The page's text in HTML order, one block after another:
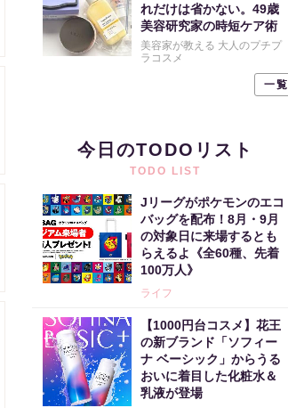
れだけは省かない。49歳
美容研究家の時短ケア術
美容家が教える 大人のプチプ
ラコスメ
一覧
今日のTODOリスト
TODO LIST
Jリーグがポケモンのエコ
バッグを配布！8月・9月
の対象日に来場するとも
らえるよ《全60種、先着
100万人》
ライフ
【1000円台コスメ】花王
の新ブランド「ソフィー
ナ ベーシック」からうる
おいに着目した化粧水＆
乳液が登場